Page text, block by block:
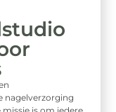
nagelverzorging